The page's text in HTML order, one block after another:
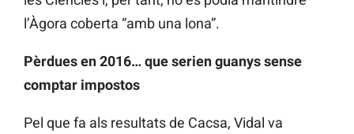
l’Àgora coberta “amb una lona”.
Pèrdues en 2016… que serien guanys sense
comptar impostos
Pel que fa als resultats de Cacsa, Vidal va